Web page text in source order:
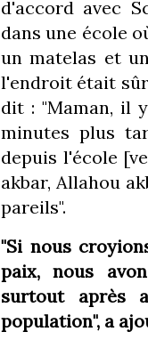
d'accord avec
dans une école
un matelas et
l'endroit était
dit : "Maman, il
minutes plus
depuis l'école
akbar, Allahou
pareils".
"Si nous
paix, nous
surtout après
population", a